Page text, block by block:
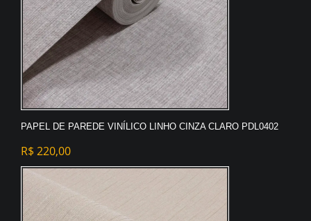
PAPEL DE PAREDE VINÍLICO LINHO CINZA CLARO PDL0402
R$ 220,00